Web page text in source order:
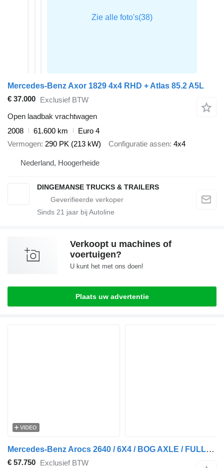
Mercedes-Benz Axor 1829 4x4 RHD + Atlas 85.2 A5L
€ 37.000 Exclusief BTW
Open laadbak vrachtwagen
2008
61.600 km
Euro 4
Vermogen 290 PK (213 kW) Configuratie assen 4x4
Nederland, Hoogerheide
DINGEMANSE TRUCKS & TRAILERS
Sinds 21 jaar bij Autoline
Verkoopt u machines of
voertuigen?
U kunt het met ons doen!
Plaats uw advertentie
VIDEO
Mercedes-Benz Arocs 2640 / 6X4 / BOG AXLE / FULL-STEEL / HIAB X-HIDUO 188 B-3
€ 57.750 Exclusief BTW